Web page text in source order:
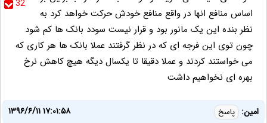
32
اساس منافع انها در واقع منافع خودش حرکت خواهد کرد به
نظر بنده این یک مانور بود و قرار نیست سودد بانک ها کم شود
چون توی این فرجه ای که در نظر گرفتند عملا بانک ها هر کاری که
می خواستند کردند و عملا دقیقا تا یکسال دیگه هیچ کاهش نرخ
بهره ای نخواهیم داشت
امین: پاسخ
۱۳۹۶/۶/۱۱ ۱۷:۰۱:۵۸